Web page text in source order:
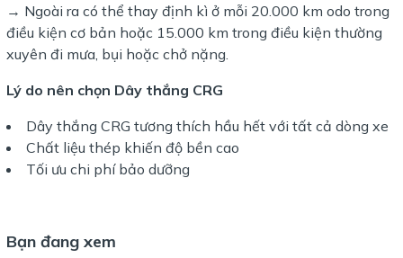
→ Ngoài ra có thể thay định kì ở mỗi 20.000 km odo trong
điều kiện cơ bản hoặc 15.000 km trong điều kiện thường
xuyên đi mưa, bụi hoặc chở nặng.
Lý do nên chọn Dây thắng CRG
Dây thắng CRG tương thích hầu hết với tất cả dòng xe
Chất liệu thép khiến độ bền cao
Tối ưu chi phí bảo dưỡng
Bạn đang xem